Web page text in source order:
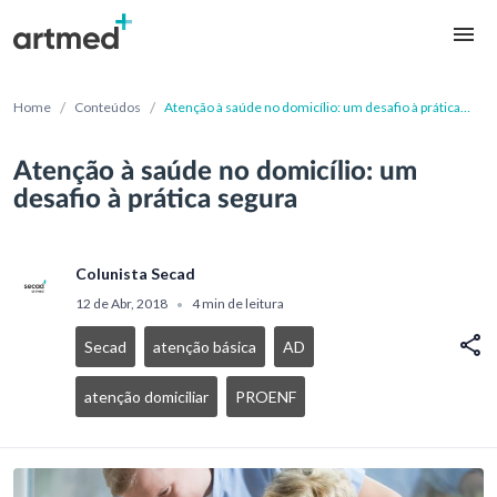
Home / Conteúdos / Atenção à saúde no domicílio: um desafio à prática
Atenção à saúde no domicílio: um
desafio à prática segura
Colunista Secad
12 de Abr, 2018 • 4 min de leitura
Secad atenção básica AD
atenção domiciliar PROENF